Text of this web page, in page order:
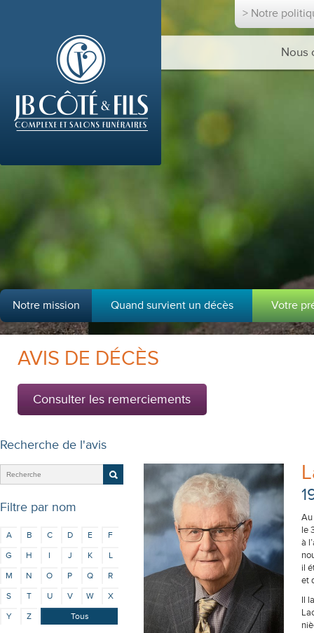
> Notre
Nous
Notre mission Quand survient un décès Votre
AVIS DE DÉCÈS
Consulter les remerciements
Recherche de l'avis
Filtre par nom
A B C D E
F
G
H I J K
L
M
N O P Q
R
S
T U V W
X
Y
Z Tous
Au
le
à
il
et
Il